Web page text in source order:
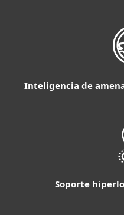
Inteligencia de
Soporte